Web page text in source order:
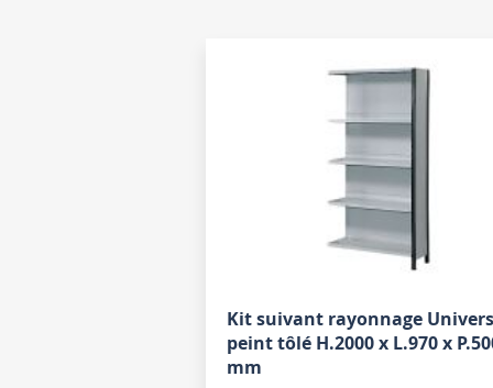
Kit suivant rayonnage
peint tôlé H.2000 x L.970 x
mm